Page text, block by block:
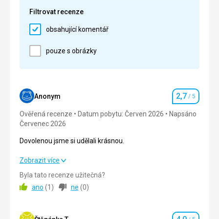
Pláž
100 m od hotelu, kvalitní servis, krásné koupani
Ubytování kvalitni
Služby
Standart
Filtrovat recenze
obsahující komentář
pouze s obrázky
Anonym Hodnocení
2,7 / 5
Ověřená recenze Datum pobytu: Červen 2026
Napsáno
Červenec 2026
Dovolenou jsme si udělali krásnou.
Dovolenou jsme si udělali krásnou.
Strava
Zobrazit více
Byla tato recenze užitečná?
ano (1 ) ne (0)